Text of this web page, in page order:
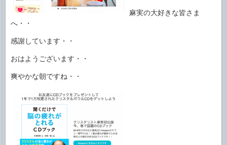
麻実の大好きな皆さま
へ・・
感謝しています・・
おはようございます・・
爽やかな朝ですね・・